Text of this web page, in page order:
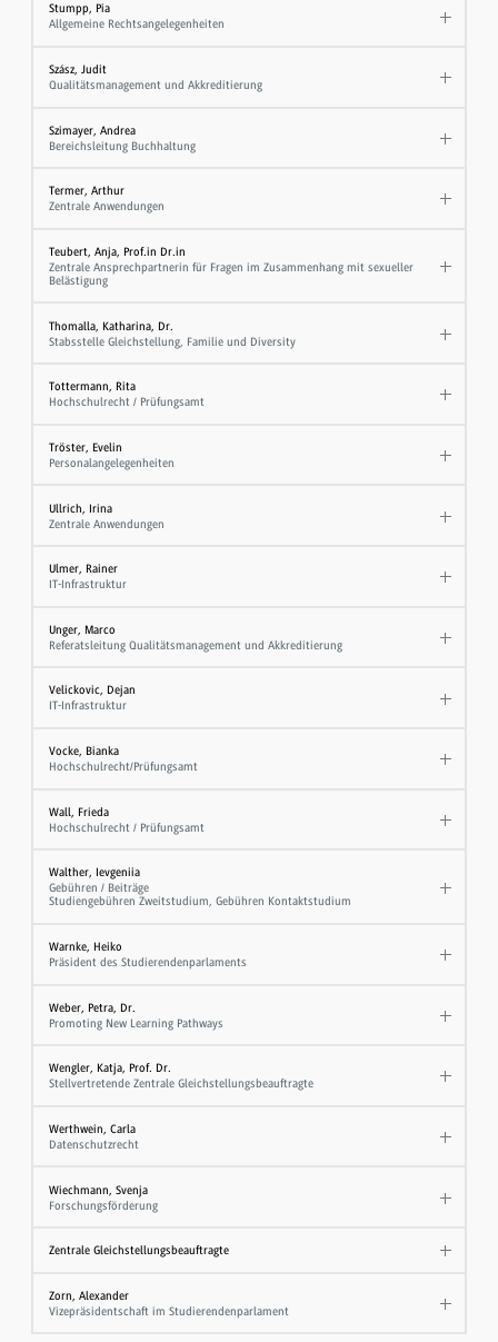
Stumpp, Pia
Allgemeine Rechtsangelegenheiten
Szász, Judit
Qualitätsmanagement und Akkreditierung
Szimayer, Andrea
Bereichsleitung Buchhaltung
Termer, Arthur
Zentrale Anwendungen
Teubert, Anja, Prof.in Dr.in
Zentrale Ansprechpartnerin für Fragen im Zusammenhang mit sexueller
Belästigung
Thomalla, Katharina, Dr.
Stabsstelle Gleichstellung, Familie und Diversity
Tottermann, Rita
Hochschulrecht / Prüfungsamt
Tröster, Evelin
Personalangelegenheiten
Ullrich, Irina
Zentrale Anwendungen
Ulmer, Rainer
IT-Infrastruktur
Unger, Marco
Referatsleitung Qualitätsmanagement und Akkreditierung
Velickovic, Dejan
IT-Infrastruktur
Vocke, Bianka
Hochschulrecht/Prüfungsamt
Wall, Frieda
Hochschulrecht / Prüfungsamt
Walther, Ievgeniia
Gebühren / Beiträge
Studiengebühren Zweitstudium, Gebühren Kontaktstudium
Warnke, Heiko
Präsident des Studierendenparlaments
Weber, Petra, Dr.
Promoting New Learning Pathways
Wengler, Katja, Prof. Dr.
Stellvertretende Zentrale Gleichstellungsbeauftragte
Werthwein, Carla
Datenschutzrecht
Wiechmann, Svenja
Forschungsförderung
Zentrale Gleichstellungsbeauftragte
Zorn, Alexander
Vizepräsidentschaft im Studierendenparlament